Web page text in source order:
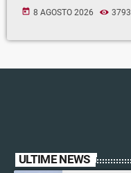
today 8 AGOSTO 2026 3793
ULTIME NEWS